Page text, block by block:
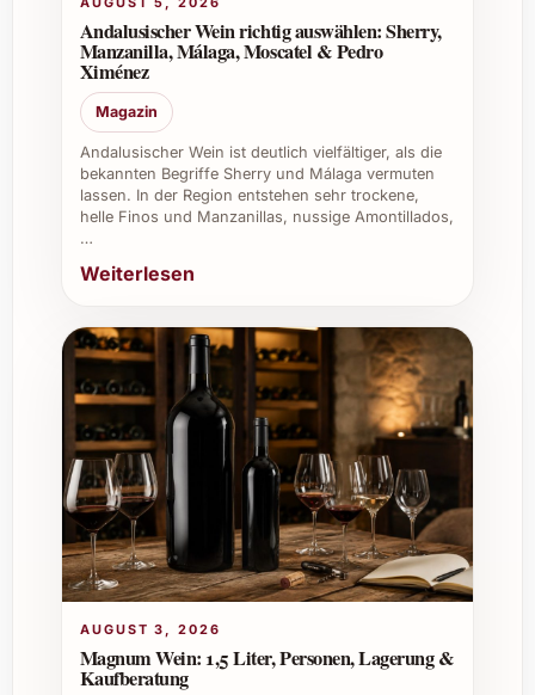
Geschäftsessen und Empfängen.
Bestellen Sie den Kumeu River Estate
Chardonnay 2024 und erleben Sie einen
Wein, der mit seiner ausgewogenen
Komplexität und harmonischen Fruchtigkeit
jeden Schluck zu einem besonderen Moment
macht.
Andalusischer Wein richtig auswählen: Sherry,
Manzanilla, Málaga, Moscatel & Pedro
Ximénez
Magazin
Andalusischer Wein ist deutlich vielfältiger, als die
bekannten Begriffe Sherry und Málaga vermuten
lassen. In der Region entstehen sehr trockene,
helle Finos und Manzanillas, nussige Amontillados,
…
Weiterlesen
AUGUST 3, 2026
Magnum Wein: 1,5 Liter, Personen, Lagerung &
Kaufberatung